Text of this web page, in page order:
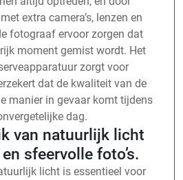
extra camera’s, lenzen en
fotograaf ervoor zorgen dat
moment gemist wordt. Het
zorgt voor
dat de kwaliteit van de
manier in gevaar komt tijdens
dag.
van natuurlijk licht
sfeervolle foto’s.
licht is essentieel voor